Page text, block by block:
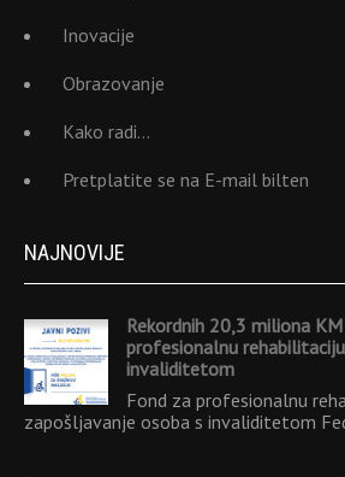
Inovacije
Obrazovanje
Kako radi…
Pretplatite se na E-mail bilten
NAJNOVIJE
Rekordnih 20,3 miliona
profesionalnu
invaliditetom
Fond za profesionalnu
zapošljavanje osoba s invaliditetom